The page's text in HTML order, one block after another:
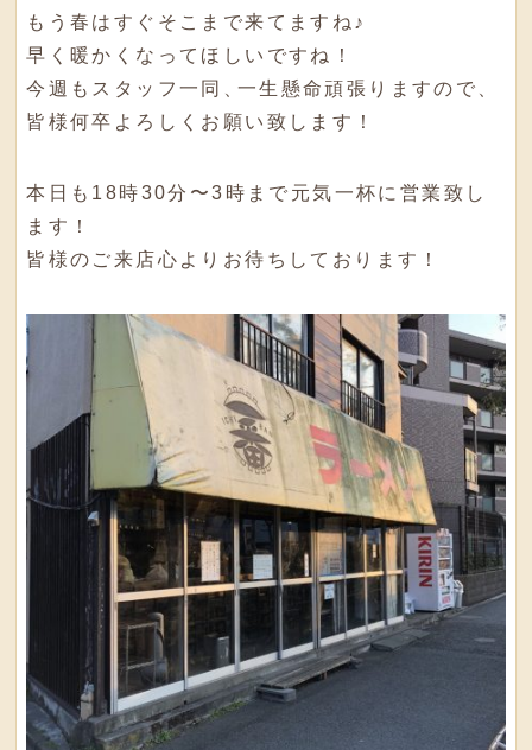
もう春はすぐそこまで来てますね♪
早く暖かくなってほしいですね！
今週もスタッフ一同
、一生懸命頑張りますので
皆様何卒よろしくお願い致します！
本日も18時30分〜3時まで元気一杯に営業致し
ます！
皆様のご来店心よりお待ちしております！